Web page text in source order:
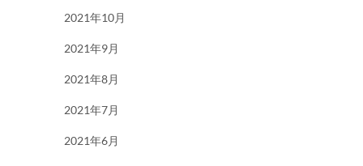
2021年10月
2021年9月
2021年8月
2021年7月
2021年6月